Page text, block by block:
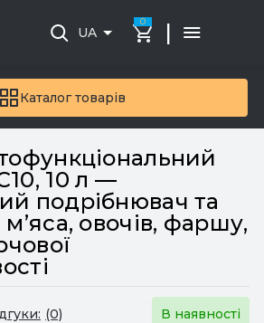
Каталог товарів
UA
0 |
10 л —
подрібнювач та
овочів, фаршу,
(0)
В наявності